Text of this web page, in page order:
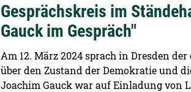
Gesprächskreis im
Gauck im Gespräch"
Am 12. März 2024 sprach in Dresden
über den Zustand der Demokratie und
Joachim Gauck war auf Einladung von